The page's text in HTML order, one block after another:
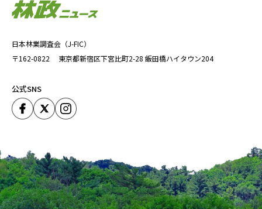
日本林業調査会（J-FIC）
〒162-0822
東京都新宿区下宮比町2-28 飯田橋ハイタウン204
公式SNS